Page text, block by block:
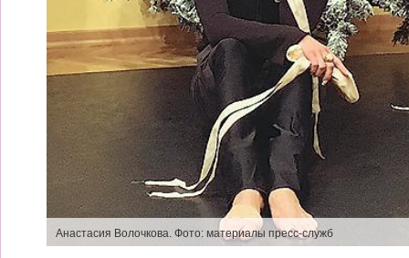
Анастасия Волочкова. Фото: материалы пресс-служб